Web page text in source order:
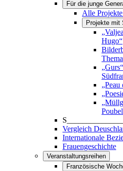
Für die junge
Alle
Projekte mit
Hugo“
„Peau
Vergleich
Internationale
Frauengeschichte
Veranstaltungsreihen
Französische